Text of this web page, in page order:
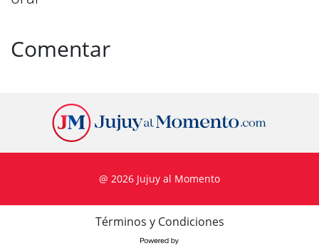
Comentar
@ 2026 Jujuy al Momento
Términos y Condiciones